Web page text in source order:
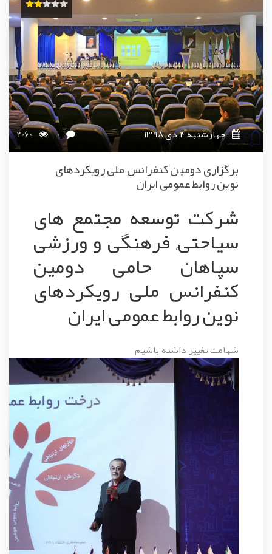
چهارشنبه 4 دی 1398 2060 0
برگزاری دومین کنفرانس ملی رویکردهای
نوین روابط عمومی ایران
شرکت توسعه مجتمع های
سیاحتی, فرهنگی و ورزشی
سپاهان حامی دومین
کنفرانس ملی رویکردهای
نوین روابط عمومی ایران
شهامت تغییر داشته باشیم